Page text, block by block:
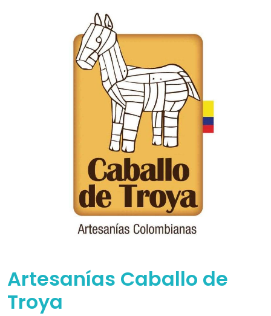
Artesanías Caballo de
Troya